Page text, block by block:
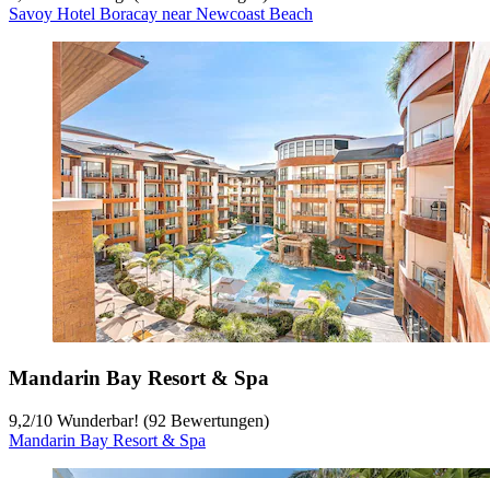
Savoy Hotel Boracay near Newcoast Beach
Mandarin Bay Resort & Spa
9,2/10 Wunderbar! (92 Bewertungen)
Mandarin Bay Resort & Spa